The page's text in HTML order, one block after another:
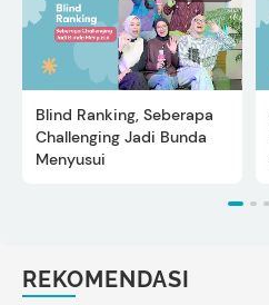
Blind Ranking, Seberapa
Challenging Jadi Bunda
Menyusui
REKOMENDASI